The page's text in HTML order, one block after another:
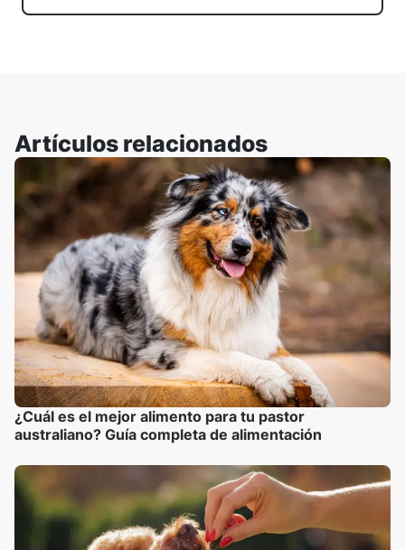
Artículos relacionados
¿Cuál es el mejor alimento para tu pastor
australiano? Guía completa de alimentación